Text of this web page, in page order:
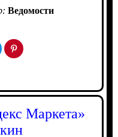
Ведомости
Маркета»